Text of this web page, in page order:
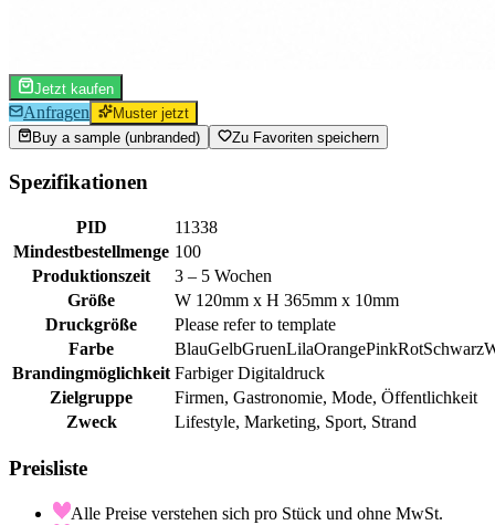
Jetzt kaufen
Anfragen
Muster jetzt
Buy a sample (unbranded)
Zu Favoriten speichern
Spezifikationen
PID
11338
Mindestbestellmenge 100
Produktionszeit
3 – 5 Wochen
Größe
W 120mm x H 365mm x 10mm
Druckgröße
Please refer to template
Farbe
BlauGelbGruenLilaOrangePinkRotSchwarz
Brandingmöglichkeit Farbiger Digitaldruck
Zielgruppe
Firmen, Gastronomie, Mode, Öffentlichkeit
Zweck
Lifestyle, Marketing, Sport, Strand
Preisliste
Alle Preise verstehen sich pro Stück und ohne MwSt.